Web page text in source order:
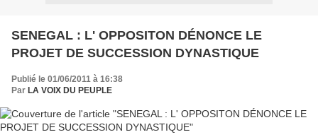
SENEGAL : L' OPPOSITON DÉNONCE LE
PROJET DE SUCCESSION DYNASTIQUE
Publié le 01/06/2011 à 16:38
Par LA VOIX DU PEUPLE